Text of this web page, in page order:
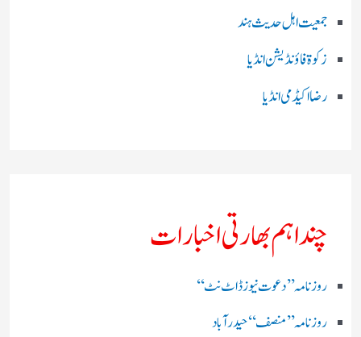
جمعیت اہل حدیث ہند
زکوۃ فاؤنڈیشن انڈیا
رضا اکیڈمی انڈیا
چند اہم بھارتی اخبارات
روز نامہ ’’ دعوت نیوز ڈاٹ نٹ‘‘
روزنامہ ’’ منصف‘‘ حیدر آباد